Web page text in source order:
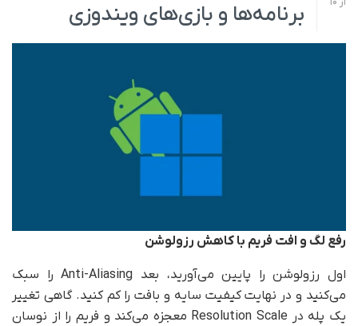
برنامه‌ها و بازی‌های ویندوزی
رفع لگ و افت فریم با کاهش رزولوشن
اول رزولوشن را پایین می‌آورید، بعد Anti-Aliasing را سبک
می‌کنید و در نهایت کیفیت سایه و بافت را کم کنید. گاهی تغییر
یک پله در Resolution Scale معجزه می‌کند و فریم را از نوسان